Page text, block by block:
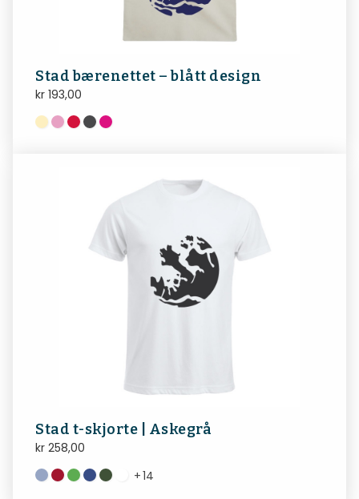
Stad bærenettet – blått design
kr 193,00
Stad t-skjorte | Askegrå
kr 258,00
+14